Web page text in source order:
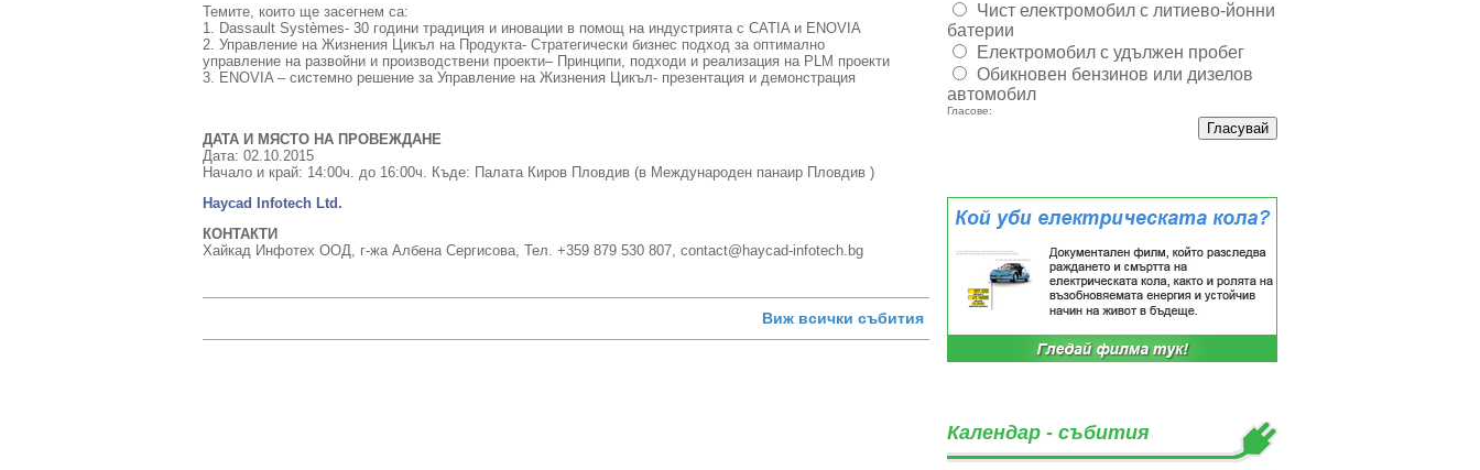
Темите, които ще засегнем са:
1. Dassault Systèmes- 30 години традиция и иновации в помощ на индустрията с CATIA и ENOVIA
2. Управление на Жизнения Цикъл на Продукта- Стратегически бизнес подход за оптимално
управление на развойни и производствени проекти– Принципи, подходи и реализация на PLM проекти
3. ENOVIA – системно решение за Управление на Жизнения Цикъл- презентация и демонстрация
ДАТА И МЯСТО НА ПРОВЕЖДАНЕ
Дата: 02.10.2015
Начало и край: 14:00ч. до 16:00ч. Къде: Палата Киров Пловдив (в Международен панаир Пловдив )
Haycad Infotech Ltd.
КОНТАКТИ
Хайкад Инфотех ООД, г-жа Албена Сергисова, Teл. +359 879 530 807, contact@haycad-infotech.bg
Виж всички събития
Чист електромобил с литиево-йонни
батерии
Електромобил с удължен пробег
Обикновен бензинов или дизелов
автомобил
Гласове:
Календар - събития